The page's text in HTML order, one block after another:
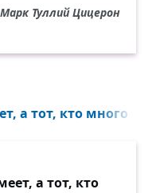
Марк Туллий Цицерон
а тот, кто много
а тот, кто